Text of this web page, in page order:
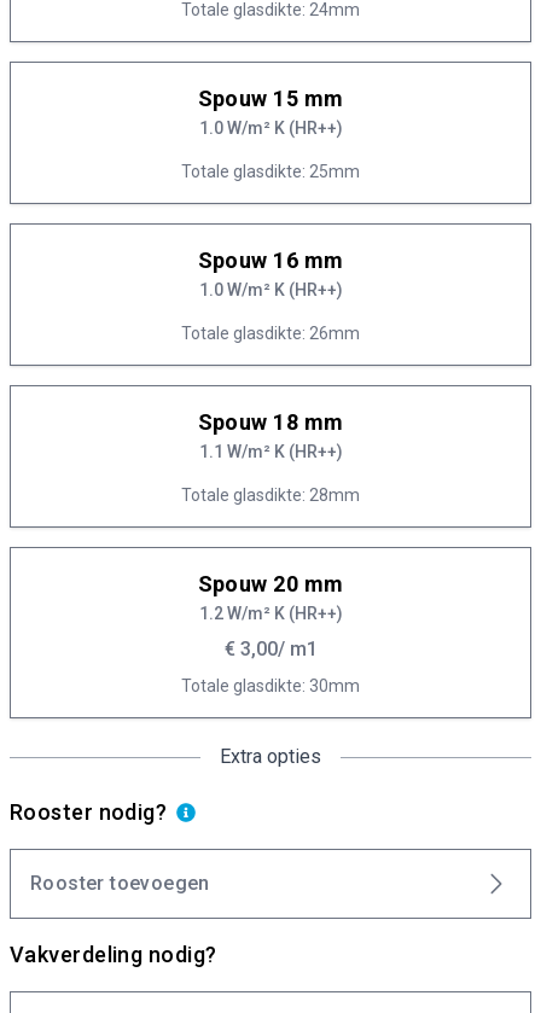
Totale glasdikte: 24mm
Spouw 15 mm
1.0 W/m² K (HR++)
Totale glasdikte: 25mm
Spouw 16 mm
1.0 W/m² K (HR++)
Totale glasdikte: 26mm
Spouw 18 mm
1.1 W/m² K (HR++)
Totale glasdikte: 28mm
Spouw 20 mm
1.2 W/m² K (HR++)
€ 3,00/ m1
Totale glasdikte: 30mm
Extra opties
Rooster nodig?
Rooster toevoegen
Vakverdeling nodig?